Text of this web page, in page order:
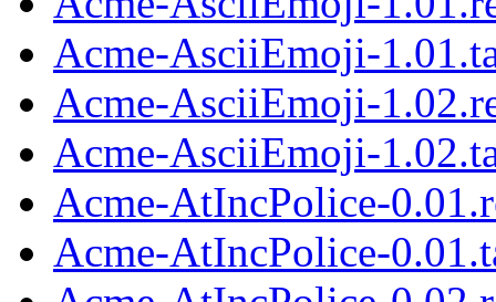
Acme-AsciiEmoji-
Acme-AsciiEmoji-
Acme-AsciiEmoji-
Acme-AtIncPolice-
Acme-AtIncPolice-